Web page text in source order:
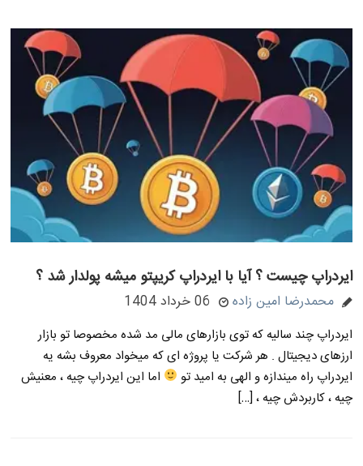
ایردراپ چیست ؟ آیا با ایردراپ کریپتو میشه پولدار شد ؟
محمدرضا امین زاده 06 خرداد 1404
ایردراپ چند سالیه که توی بازارهای مالی مد شده مخصوصا تو بازار
ارزهای دیجیتال . هر شرکت یا پروژه ای که میخواد معروف بشه یه
ایردراپ راه میندازه و الهی به امید تو
اما این ایردراپ چیه ، معنیش
چیه ، کاربردش چیه ، […]